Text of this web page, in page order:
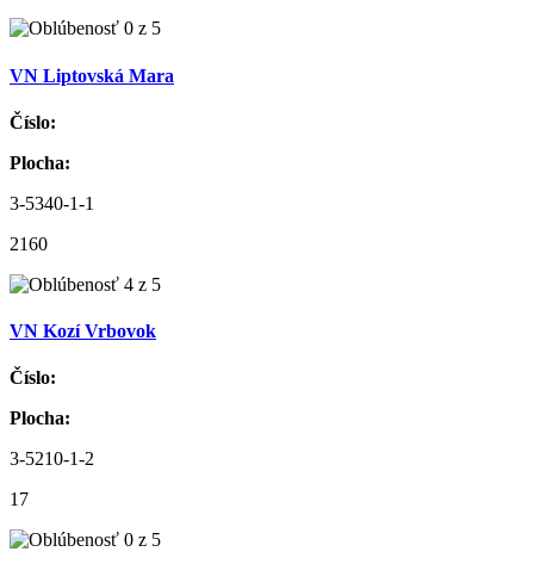
VN Liptovská Mara
Číslo:
Plocha:
3-5340-1-1
2160
VN Kozí Vrbovok
Číslo:
Plocha:
3-5210-1-2
17